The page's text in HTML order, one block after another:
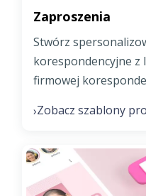
Zaproszenia
Stwórz
korespondencyjne z
firmowej
›Zobacz szablony